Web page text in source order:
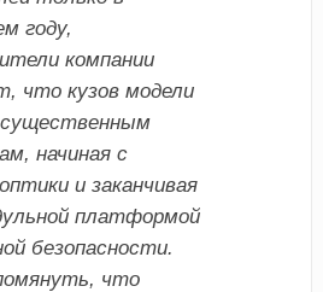
году,
компании
что кузов модели
существенным
начиная с
и заканчивая
платформой
безопасности.
что